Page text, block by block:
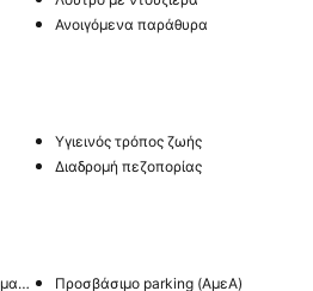
Ανοιγόμενα παράθυρα
Υγιεινός τρόπος ζωής
Διαδρομή πεζοπορίας
Διαδρομή προσβάσιμη για άτομα με αναπηρία Προσβάσιμο parking (ΑμεΑ)